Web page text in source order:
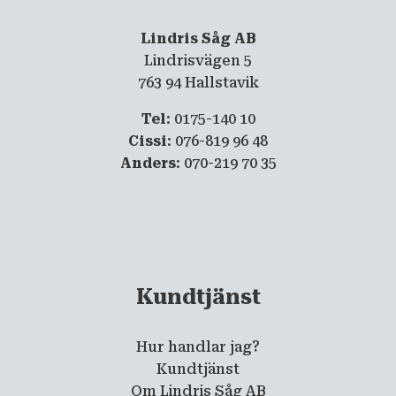
Lindris Såg AB
Lindrisvägen 5
763 94 Hallstavik
Tel: 0175-140 10
Cissi: 076-819 96 48
Anders: 070-219 70 35
Kundtjänst
Hur handlar jag?
Kundtjänst
Om Lindris Såg AB